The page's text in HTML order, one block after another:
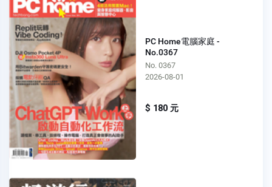
PC Home電腦家庭 -
No.0367
No. 0367
2026-08-01
$ 180 元